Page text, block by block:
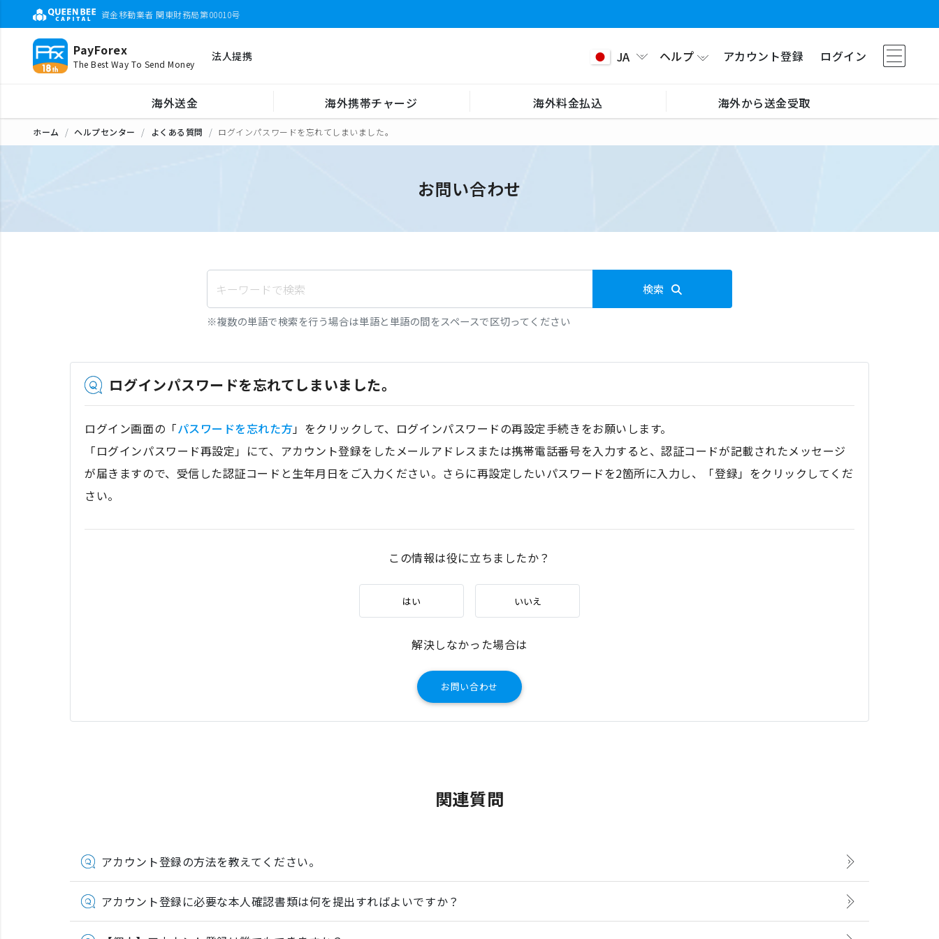
資金移動業者 関東財務局第00010号
PayForex
The Best Way To Send Money
法人提携 JA ヘルプ アカウント登録 ログイン
海外送金 海外携帯チャージ 海外料金払込 海外から送金受取
ホーム ヘルプセンター よくある質問 ログインパスワードを忘れてしまいました。
お問い合わせ
検索
※複数の単語で検索を行う場合は単語と単語の間をスペースで区切ってください
ログインパスワードを忘れてしまいました。
ログイン画面の「パスワードを忘れた方」をクリックして、ログインパスワードの再設定手続きをお願いします。
「ログインパスワード再設定」にて、アカウント登録をしたメールアドレスまたは携帯電話番号を入力すると、認証コードが記載されたメッセージ
が届きますので、受信した認証コードと生年月日をご入力ください。さらに再設定したいパスワードを2箇所に入力し、「登録」をクリックしてくだ
さい。
この情報は役に立ちましたか？
はい いいえ
解決しなかった場合は
お問い合わせ
関連質問
アカウント登録の方法を教えてください。
アカウント登録に必要な本人確認書類は何を提出すればよいですか？